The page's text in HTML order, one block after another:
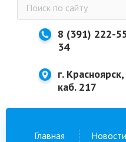
8 (391) 222-
34
г.
каб. 217
Главная Новости